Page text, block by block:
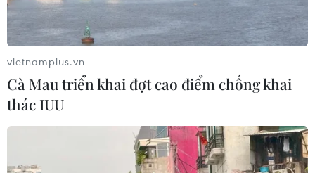
Xem thêm
Tổng Biên tập: TRẦN TIẾN DUẨN
Phó Tổng Biên tập: NGUYỄN THỊ TÁM, KHÚC THANH
vietnamplus.vn
Cà Mau triển khai đợt cao điểm chống khai
thác IUU